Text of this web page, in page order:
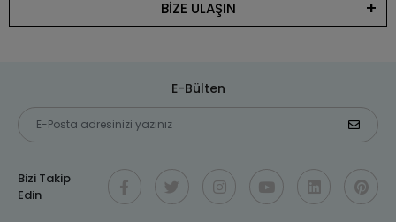
BİZE ULAŞIN
E-Bülten
Bizi Takip
Edin